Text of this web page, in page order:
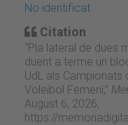
No identificat
Citation
“Pla lateral de dues
duent a terme un
UdL als Campionats
Voleibol Femení,”
August 6, 2026,
https://